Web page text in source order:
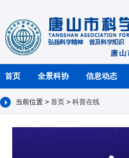
首页 全景科协 信息动态
当前位置 > 首页 > 科普在线